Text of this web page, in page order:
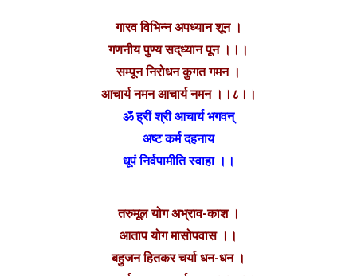
गारव विभिन्न अपध्यान शून ।
गणनीय पुण्य सद्‌ध्यान पून ।।।
सम्पून निरोधन कुगत गमन ।
आचार्य नमन आचार्य नमन ।।८।।
ॐ ह्रीं श्री आचार्य भगवन्
अष्ट कर्म दहनाय
धूपं निर्वपामीति स्वाहा ।।
तरुमूल योग अभ्राव-काश ।
आताप योग मासोपवास ।।
बहुजन हितकर चर्या धन-धन ।